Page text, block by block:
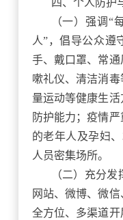
四、个人防护
（一）强调 “
人”，倡导公众遵
手、戴口罩、常
嗽礼仪、清洁消
量运动等健康生
防护能力；疫情
的老年人及孕妇
人员密集场所。
（二）充分
网站、微博、微
全方位、多渠道